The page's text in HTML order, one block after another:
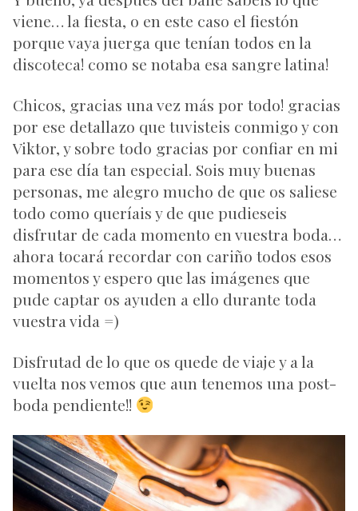
viene… la fiesta, o en este caso el fiestón
porque vaya juerga que tenían todos en la
discoteca! como se notaba esa sangre latina!
Chicos, gracias una vez más por todo! gracias
por ese detallazo que tuvisteis conmigo y con
Viktor, y sobre todo gracias por confiar en mi
para ese día tan especial. Sois muy buenas
personas, me alegro mucho de que os saliese
todo como queríais y de que pudieseis
disfrutar de cada momento en vuestra boda…
ahora tocará recordar con cariño todos esos
momentos y espero que las imágenes que
pude captar os ayuden a ello durante toda
vuestra vida =)
Disfrutad de lo que os quede de viaje y a la
vuelta nos vemos que aun tenemos una post-
boda pendiente!!